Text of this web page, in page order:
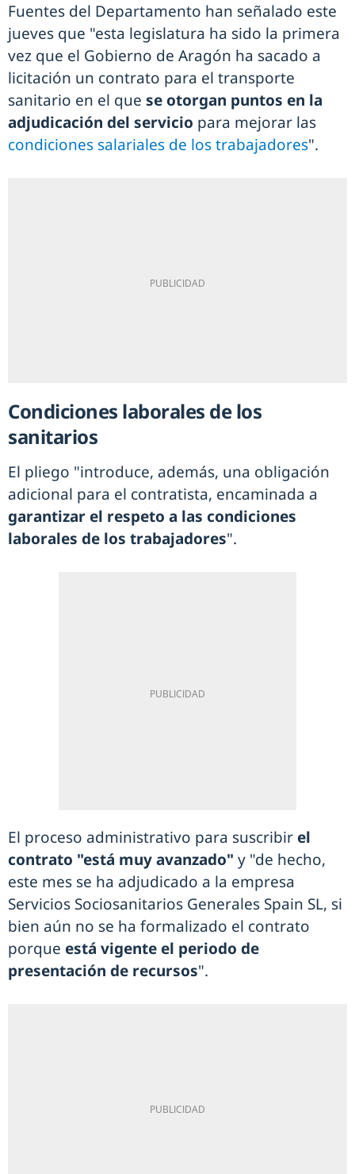
Fuentes del Departamento han señalado este
jueves que "esta legislatura ha sido la primera
vez que el Gobierno de Aragón ha sacado a
licitación un contrato para el transporte
sanitario en el que se otorgan puntos en la
adjudicación del servicio para mejorar las
condiciones salariales de los trabajadores".
Condiciones laborales de los
sanitarios
El pliego "introduce, además, una obligación
adicional para el contratista, encaminada a
garantizar el respeto a las condiciones
laborales de los trabajadores".
El proceso administrativo para suscribir el
contrato "está muy avanzado" y "de hecho,
este mes se ha adjudicado a la empresa
Servicios Sociosanitarios Generales Spain SL, si
bien aún no se ha formalizado el contrato
porque está vigente el periodo de
presentación de recursos".